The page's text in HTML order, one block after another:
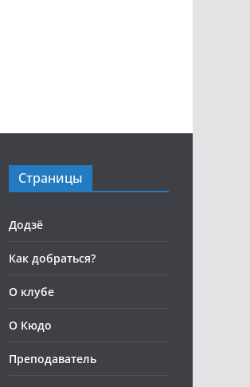
Страницы
Додзё
Как добраться?
О клубе
О Кюдо
Преподаватель